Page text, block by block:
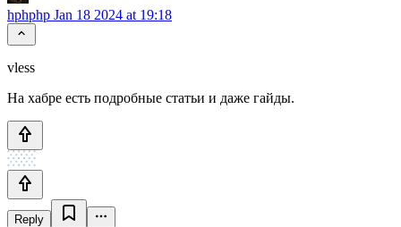
hphphp Jan 18 2024 at 19:18
vless
На хабре есть подробные статьи и даже гайды.
Reply